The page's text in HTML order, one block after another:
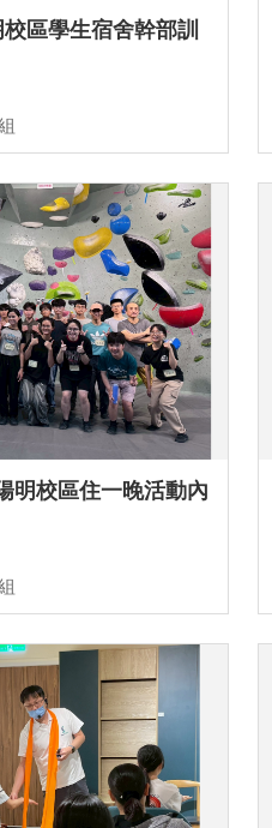
區學生宿舍幹部訓
明校區住一晚活動內